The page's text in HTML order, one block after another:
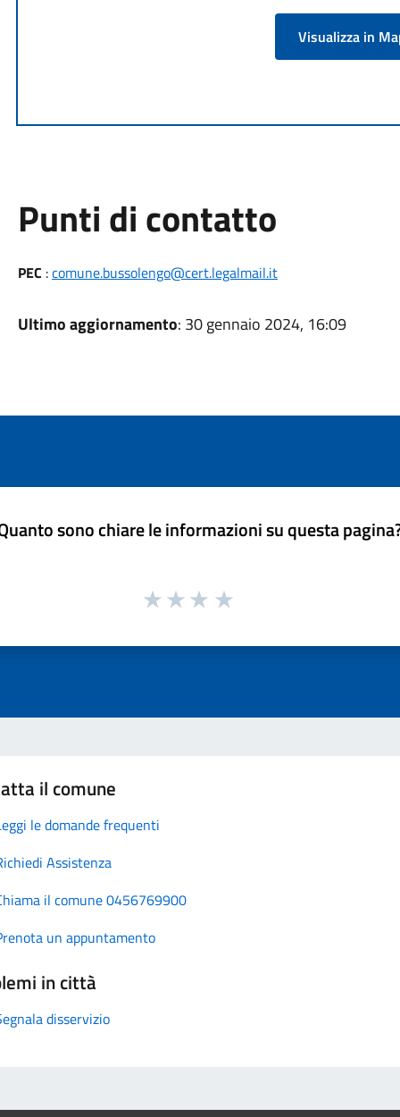
Visualizza in
Punti di contatto
PEC :comune.bussolengo@cert.legalmail.it
Ultimo aggiornamento: 30 gennaio 2024, 16:09
sono chiare le informazioni su questa
il comune
le domande frequenti
Assistenza
il comune 0456769900
un appuntamento
in città
disservizio